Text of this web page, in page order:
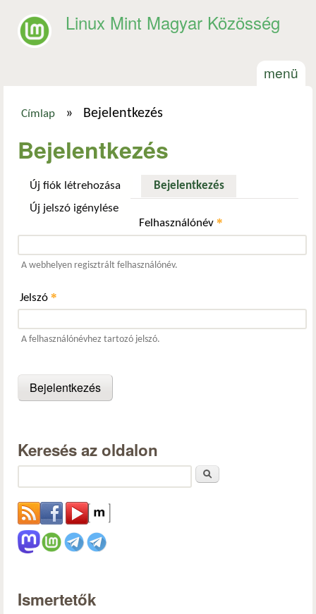
Linux Mint Magyar Közösség
menü
Címlap » Bejelentkezés
Bejelentkezés
Új fiók létrehozása Bejelentkezés(aktív fül)
Új jelszó igénylése
Felhasználónév*
A webhelyen regisztrált felhasználónév.
Jelszó *
A felhasználónévhez tartozó jelszó.
Keresés az oldalon
Ismertetők